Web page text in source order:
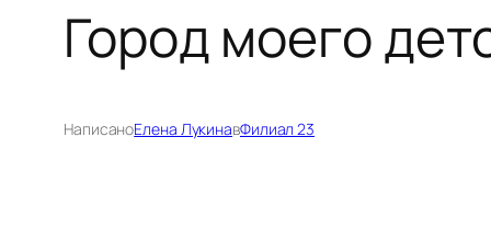
Город моего
НаписаноЕлена ЛукинавФилиал 23